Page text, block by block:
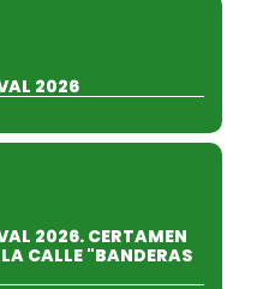
2026
2026. CERTAMEN
CALLE "BANDERAS